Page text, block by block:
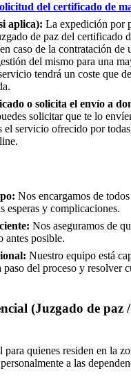
del certificado de
aplica): La expedición por
de paz del certificado
caso de la contratación de
del mismo para una
tendrá un coste que
o solicita el envío a
solicitar que te lo
el servicio ofrecido por
Nos encargamos de
esperas y complicaciones.
Nos aseguramos de
antes posible.
Nuestro equipo está
paso del proceso y resolver
(Juzgado de paz
quienes residen en la
a las